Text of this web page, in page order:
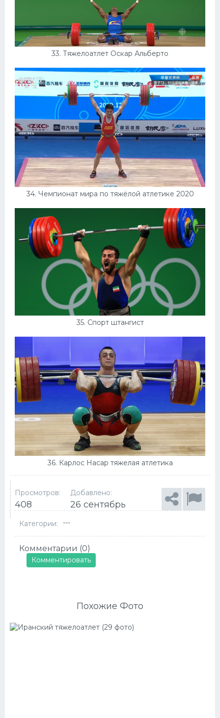
33. Тяжелоатлет Оскар Альберто
34. Чемпионат мира по тяжёлой атлетике 2020
35. Спорт штангист
36. Карлос Насар тяжелая атлетика
Просмотров:
408
Добавлено:
26 сентябрь
Категории: ---
Комментарии (0)
Комментировать
Похожие Фото